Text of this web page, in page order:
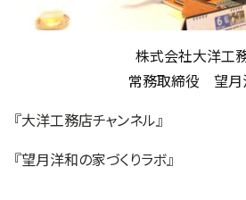
株式会社大洋工
常務取締役 望月
『大洋工務店チャンネル』
『望月洋和の家づくりラボ』